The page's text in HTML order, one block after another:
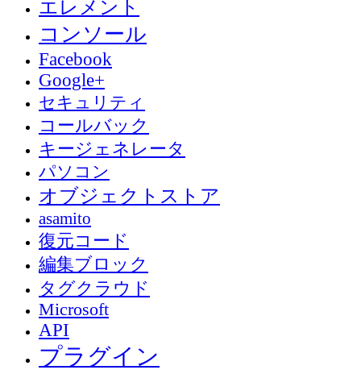
エレメント
コンソール
Facebook
Google+
セキュリティ
コールバック
キージェネレータ
パソコン
オブジェクトストア
asamito
復元コード
編集ブロック
タグクラウド
Microsoft
API
プラグイン